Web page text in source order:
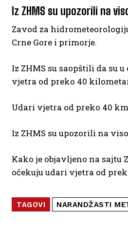
Iz ZHMS su upozorili na
Zavod za
Crne Gore i primorje.
Iz ZHMS su saopštili da su
vjetra od preko 40
Udari vjetra od preko 40
Iz ZHMS su upozorili na
Kako je objavljeno na sajtu
očekuju udari vjetra od
TAGOVI NARANDŽASTI